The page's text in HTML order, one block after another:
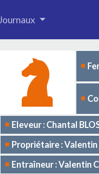
Journaux
Eleveur : Chantal
Propriétaire : Valentin
Entraîneur : Valentin